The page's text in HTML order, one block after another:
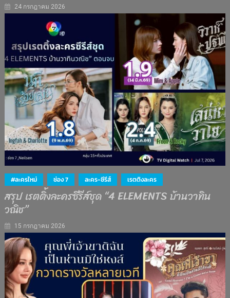
24 กรกฎาคม 2026
#ละครใหม่ ช่อง 7 ละคร-ซีรีส์ เรตติงละคร
สรุป เรตติ้งละครซีรีส์ชุด “4 ELEMENTS บ้านวาทิน
วณิช”
15 กรกฎาคม 2026